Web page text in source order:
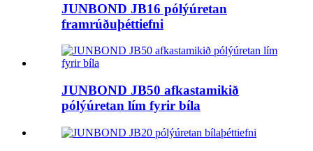
JUNBOND JB16 pólýúretan
framrúðuþéttiefni
JUNBOND JB50 afkastamikið
pólýúretan lím fyrir bíla